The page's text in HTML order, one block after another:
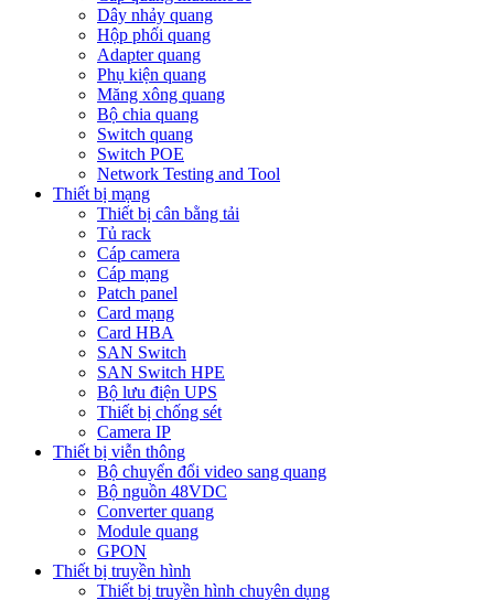
Dây nhảy quang
Hộp phối quang
Adapter quang
Phụ kiện quang
Măng xông quang
Bộ chia quang
Switch quang
Switch POE
Network Testing and Tool
Thiết bị mạng
Thiết bị cân bằng tải
Tủ rack
Cáp camera
Cáp mạng
Patch panel
Card mạng
Card HBA
SAN Switch
SAN Switch HPE
Bộ lưu điện UPS
Thiết bị chống sét
Camera IP
Thiết bị viễn thông
Bộ chuyển đổi video sang quang
Bộ nguồn 48VDC
Converter quang
Module quang
GPON
Thiết bị truyền hình
Thiết bị truyền hình chuyên dụng